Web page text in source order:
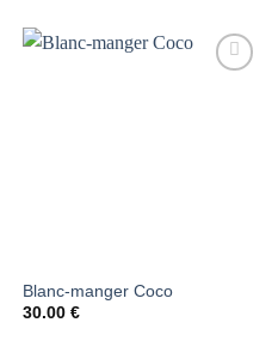
Blanc-manger Coco
30.00 €